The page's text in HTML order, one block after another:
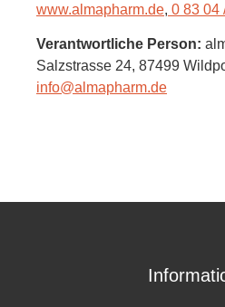
www.almapharm.de, 0 83 04
Verantwortliche Person:
Salzstrasse 24, 87499
info@almapharm.de